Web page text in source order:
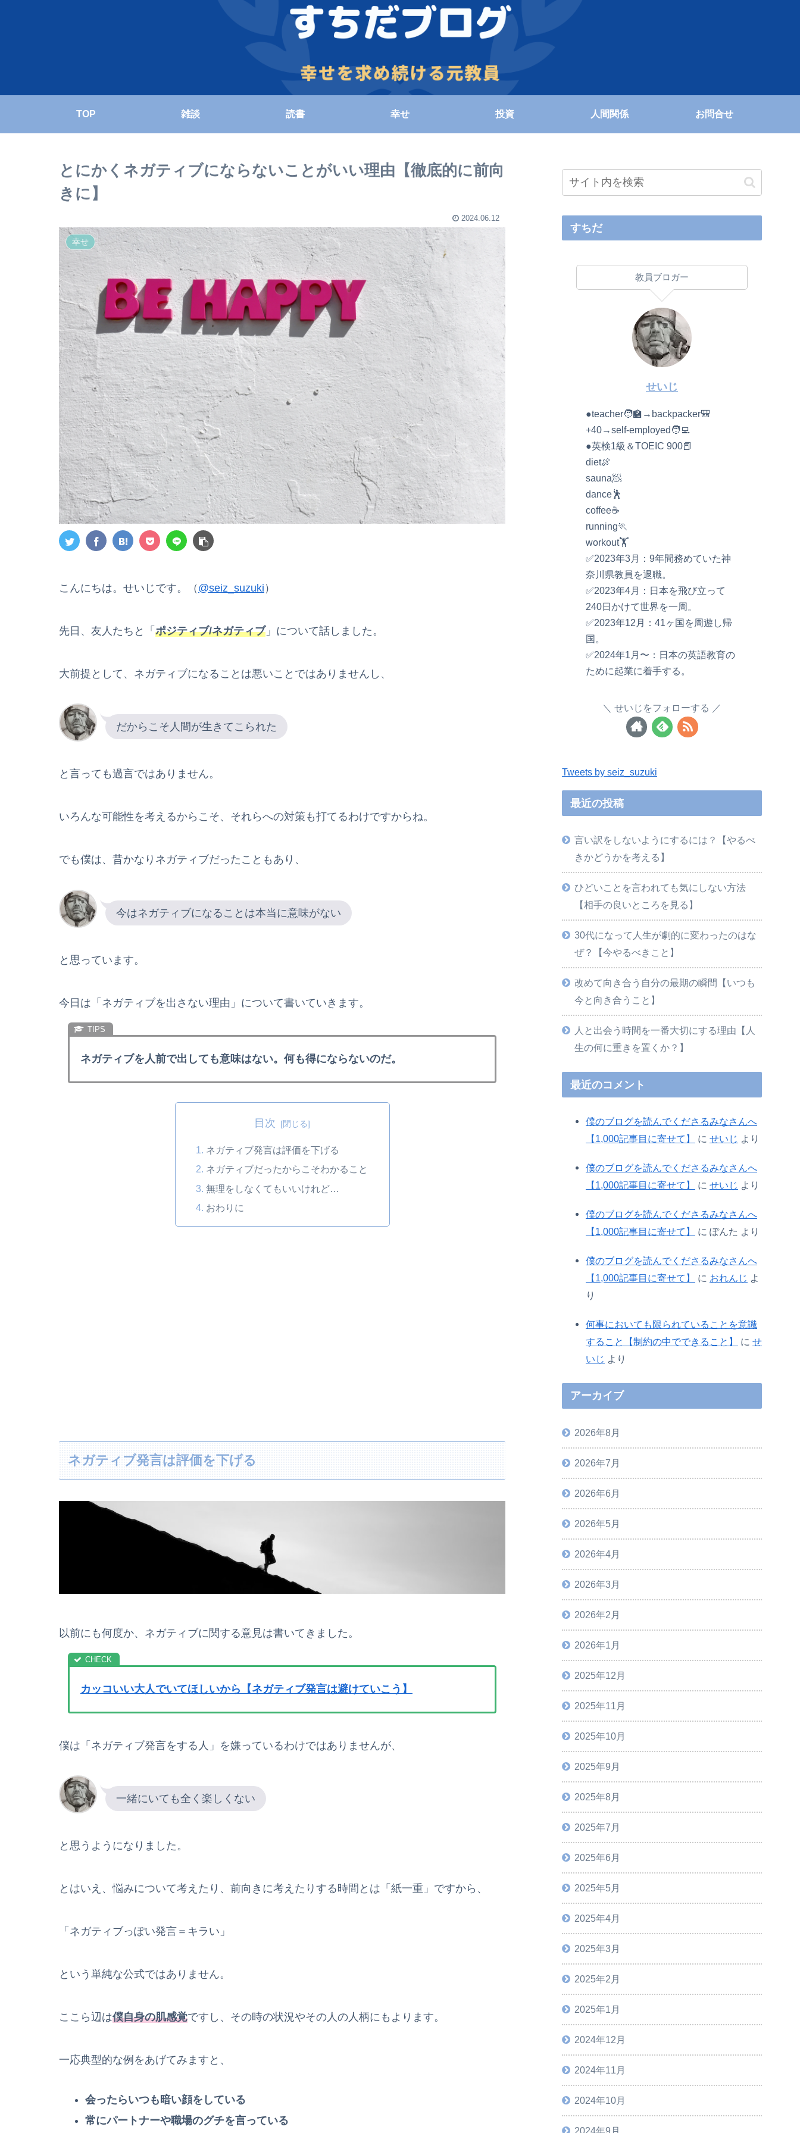
TOP 雑談 読書 幸せ 投資 人間関係 お問合せ
とにかくネガティブにならないことがいい理由【徹底的に前向
きに】
2024.06.12
幸せ
こんにちは。せいじです。（ @seiz_suzuki ）
先日、友人たちと「 ポジティブ/ネガティブ」について話しました。
大前提として、ネガティブになることは悪いことではありませんし、
だからこそ人間が生きてこられた
と言っても過言ではありません。
いろんな可能性を考えるからこそ、それらへの対策も打てるわけですからね。
でも僕は、昔かなりネガティブだったこともあり、
今はネガティブになることは本当に意味がない
と思っています。
今日は「ネガティブを出さない理由」について書いていきます。
ネガティブを人前で出しても意味はない。何も得にならないのだ。
目次
ネガティブ発言は評価を下げる
ネガティブだったからこそわかること
無理をしなくてもいいけれど…
おわりに
ネガティブ発言は評価を下げる
以前にも何度か、ネガティブに関する意見は書いてきました。
カッコいい大人でいてほしいから【ネガティブ発言は避けていこう】
僕は「ネガティブ発言をする人」を嫌っているわけではありませんが、
一緒にいても全く楽しくない
と思うようになりました。
とはいえ、悩みについて考えたり、前向きに考えたりする時間とは「紙一重」ですから、
「ネガティブっぽい発言＝キラい」
という単純な公式ではありません。
ここら辺は僕自身の肌感覚ですし、その時の状況やその人の人柄にもよります。
一応典型的な例をあげてみますと、
会ったらいつも暗い顔をしている
常にパートナーや職場のグチを言っている
すちだ
教員ブロガー
せいじ
●teacher🧑‍🏫→backpacker🎒
+40→self-employed🧑‍💻
●英検1級＆TOEIC 900📕
diet🍖
sauna🧖
dance🕺
coffee☕️
running🏃
workout🏋️
✅2023年3月：9年間務めていた神
奈川県教員を退職。
✅2023年4月：日本を飛び立って
240日かけて世界を一周。
✅2023年12月：41ヶ国を周遊し帰
国。
✅2024年1月〜：日本の英語教育の
ために起業に着手する。
せいじをフォローする
Tweets by seiz_suzuki
最近の投稿
言い訳をしないようにするには？【やるべ
きかどうかを考える】
ひどいことを言われても気にしない方法
【相手の良いところを見る】
30代になって人生が劇的に変わったのはな
ぜ？【今やるべきこと】
改めて向き合う自分の最期の瞬間【いつも
今と向き合うこと】
人と出会う時間を一番大切にする理由【人
生の何に重きを置くか？】
最近のコメント
僕のブログを読んでくださるみなさんへ
【1,000記事目に寄せて】
に せいじ より
僕のブログを読んでくださるみなさんへ
【1,000記事目に寄せて】
に せいじ より
僕のブログを読んでくださるみなさんへ
【1,000記事目に寄せて】
に ぽんた より
僕のブログを読んでくださるみなさんへ
【1,000記事目に寄せて】
に おれんじ よ
り
何事においても限られていることを意識
すること【制約の中でできること】
に せ
いじ より
アーカイブ
2026年8月
2026年7月
2026年6月
2026年5月
2026年4月
2026年3月
2026年2月
2026年1月
2025年12月
2025年11月
2025年10月
2025年9月
2025年8月
2025年7月
2025年6月
2025年5月
2025年4月
2025年3月
2025年2月
2025年1月
2024年12月
2024年11月
2024年10月
2024年9月